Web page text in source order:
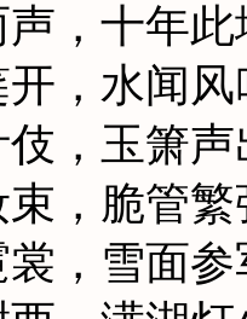
，十年
，水闻
，玉箫
，脆管
，雪面